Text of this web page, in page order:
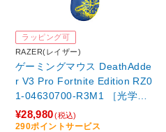
ラッピング可
RAZER(レイザー)
ゲーミングマウス DeathAdde
r V3 Pro Fortnite Edition RZ0
1-04630700-R3M1 ［光学式 /
有線／無線(ワイヤレス) /6ボ
タン /USB］ 【864】
¥28,980(税込)
290ポイントサービス